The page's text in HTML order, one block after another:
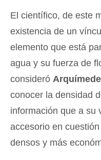
El científico, de este
existencia de un
elemento que está
agua y su fuerza de
consideró
conocer la densidad
información que a su
accesorio en
densos y más